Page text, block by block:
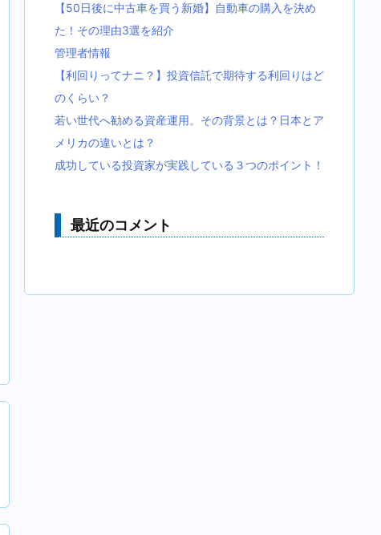
【50日後に中古車を買う新婚】自動車の購入を決め
た！その理由3選を紹介
管理者情報
【利回りってナニ？】投資信託で期待する利回りはど
のくらい？
若い世代へ勧める資産運用。その背景とは？日本とア
メリカの違いとは？
成功している投資家が実践している３つのポイント！
最近のコメント